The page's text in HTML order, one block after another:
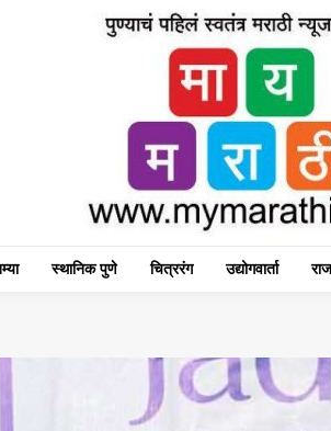
स्थानिक पुणे चित्ररंग उद्योगवार्ता